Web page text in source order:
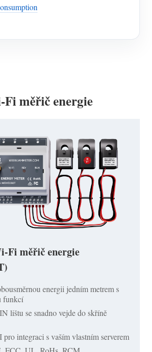
měřič energie
Fi měřič energie
energii jedním metrem s
funkcí
lištu se snadno vejde do skříně
integraci s vaším vlastním serverem